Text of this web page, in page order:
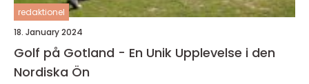
redaktionel
18. January 2024
Golf på Gotland - En Unik Upplevelse i den
Nordiska Ön